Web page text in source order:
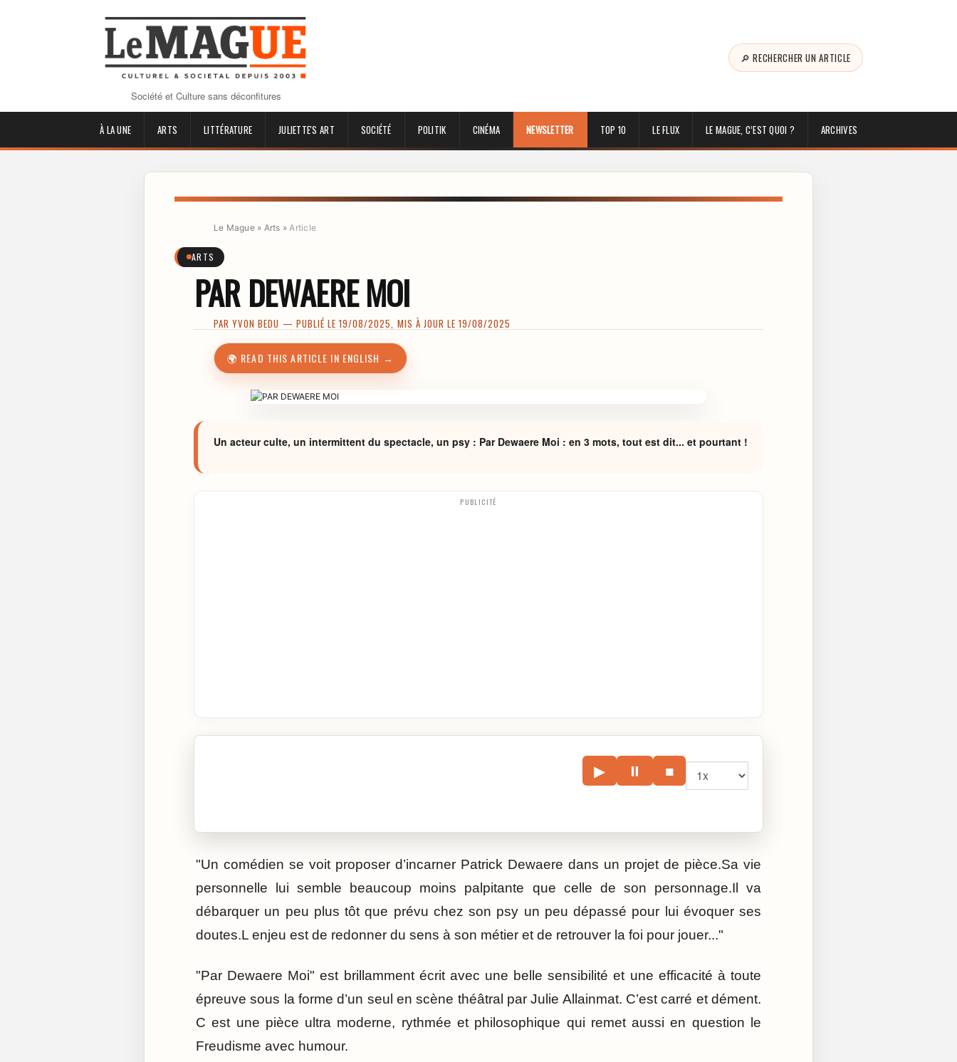
Société et Culture sans déconfitures
🔎 RECHERCHER UN ARTICLE
À LA UNE ARTS LITTÉRATURE JULIETTE'S ART SOCIÉTÉ POLITIK CINÉMA NEWSLETTER TOP 10 LE FLUX LE MAGUE, C’EST QUOI ? ARCHIVES
Le Mague» Arts » Article
ARTS
PAR DEWAERE MOI
PARYVON BEDU — PUBLIÉ LE 19/08/2025, MIS À JOUR LE 19/08/2025
🌍 READ THIS ARTICLE IN ENGLISH →
Un acteur culte, un intermittent du spectacle, un psy : Par Dewaere Moi : en 3 mots, tout est dit... et pourtant !
PUBLICITÉ
▶ ⏸ ■
"Un comédien se voit proposer d’incarner Patrick Dewaere dans un projet de pièce.Sa vie
personnelle lui semble beaucoup moins palpitante que celle de son personnage.Il va
débarquer un peu plus tôt que prévu chez son psy un peu dépassé pour lui évoquer ses
doutes.L enjeu est de redonner du sens à son métier et de retrouver la foi pour jouer..."
"Par Dewaere Moi" est brillamment écrit avec une belle sensibilité et une efficacité à toute
épreuve sous la forme d’un seul en scène théâtral par Julie Allainmat. C’est carré et dément.
C est une pièce ultra moderne, rythmée et philosophique qui remet aussi en question le
Freudisme avec humour.